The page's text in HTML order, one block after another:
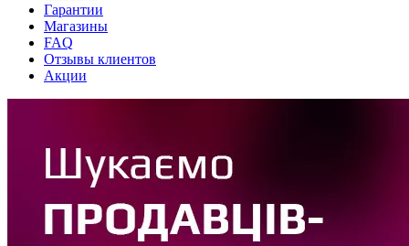
Гарантии
Магазины
FAQ
Отзывы клиентов
Акции